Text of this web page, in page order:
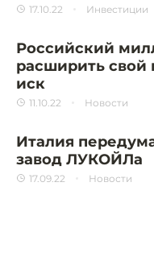
17.10.22 Инвестиции
Российский
расширить свой
иск
11.10.22 Новости
Италия
завод ЛУКОЙЛа
17.09.22 Новости